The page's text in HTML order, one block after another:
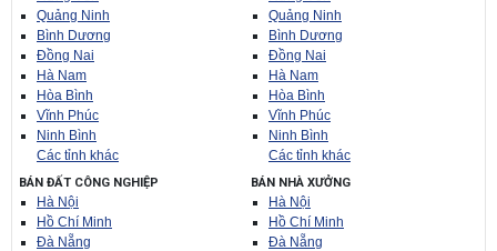
Quảng Ninh
Bình Dương
Đồng Nai
Hà Nam
Hòa Bình
Vĩnh Phúc
Ninh Bình
Các tỉnh khác
Quảng Ninh
Bình Dương
Đồng Nai
Hà Nam
Hòa Bình
Vĩnh Phúc
Ninh Bình
Các tỉnh khác
BÁN ĐẤT CÔNG NGHIỆP
Hà Nội
Hồ Chí Minh
Đà Nẵng
BÁN NHÀ XƯỞNG
Hà Nội
Hồ Chí Minh
Đà Nẵng